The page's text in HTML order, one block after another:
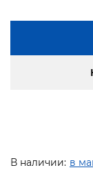
В наличии: в